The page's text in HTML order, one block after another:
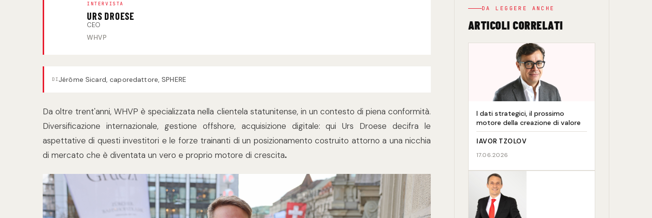
INTERVISTA
URS DROESE
CEO
WHVP
DIJérôme Sicard, caporedattore, SPHERE
Da oltre trent'anni, WHVP è specializzata nella clientela statunitense, in un contesto di piena conformità.
Diversificazione internazionale, gestione offshore, acquisizione digitale: qui Urs Droese decifra le
aspettative di questi investitori e le forze trainanti di un posizionamento costruito attorno a una nicchia
di mercato che è diventata un vero e proprio motore di crescita.
DA LEGGERE ANCHE
ARTICOLI CORRELATI
I dati strategici, il prossimo
motore della creazione di valore
IAVOR TZOLOV
17.06.2026